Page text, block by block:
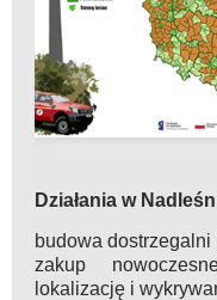
Działania w
budowa
zakup
lokalizację i